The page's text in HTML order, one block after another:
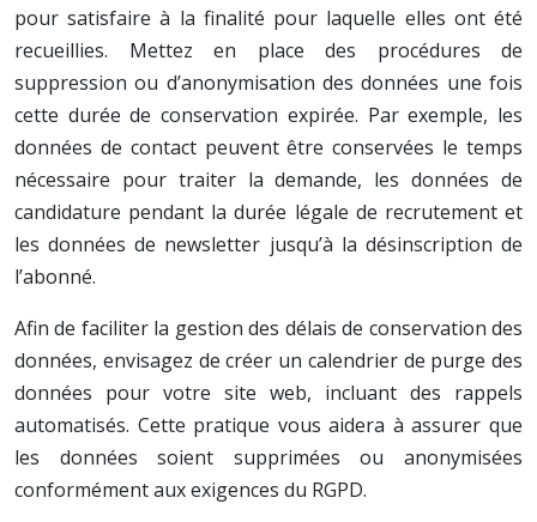
pour satisfaire à la finalité pour laquelle elles ont été
recueillies. Mettez en place des procédures de
suppression ou d’anonymisation des données une fois
cette durée de conservation expirée. Par exemple, les
données de contact peuvent être conservées le temps
nécessaire pour traiter la demande, les données de
candidature pendant la durée légale de recrutement et
les données de newsletter jusqu’à la désinscription de
l’abonné.
Afin de faciliter la gestion des délais de conservation des
données, envisagez de créer un calendrier de purge des
données pour votre site web, incluant des rappels
automatisés. Cette pratique vous aidera à assurer que
les données soient supprimées ou anonymisées
conformément aux exigences du RGPD.